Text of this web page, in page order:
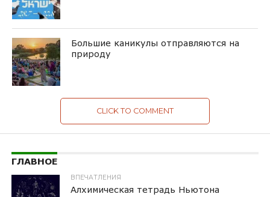
Большие каникулы отправляются на
природу
CLICK TO COMMENT
ГЛАВНОЕ
ВПЕЧАТЛЕНИЯ
Алхимическая тетрадь Ньютона